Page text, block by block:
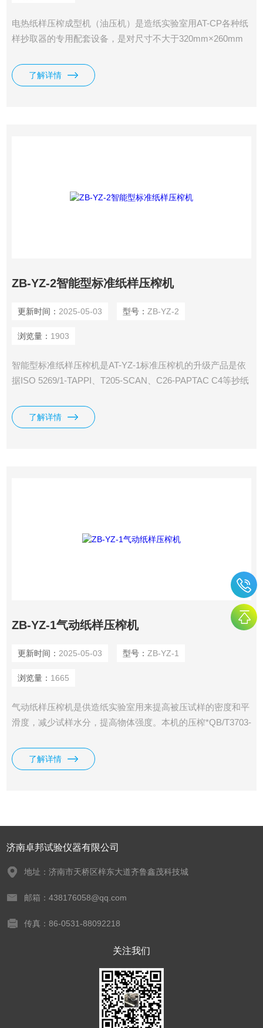
电热纸样压榨成型机（油压机）是造纸实验室用AT-CP各种纸
样抄取器的专用配套设备，是对尺寸不大于320mm×260mm
成型等试验，考虑到分析实验要求的特殊性，保证实验数据的
准确性和可靠性，整个液压系统采用专用油缸及专用高保压元
了解详情
ZB-YZ-2智能型标准纸样压榨机
更新时间： 2025-05-03 型号： ZB-YZ-2
浏览量： 1903
智能型标准纸样压榨机是AT-YZ-1标准压榨机的升级产品是依
据ISO 5269/1-TAPPI、T205-SCAN、C26-PAPTAC C4等抄纸
高被压试样的密度和平滑度，减少试样水分，提高物体强度的
压力机。
了解详情
ZB-YZ-1气动纸样压榨机
更新时间： 2025-05-03 型号： ZB-YZ-1
浏览量： 1665
气动纸样压榨机是供造纸实验室用来提高被压试样的密度和平
滑度，减少试样水分，提高物体强度。本机的压榨*QB/T3703-
准。
了解详情
济南卓邦试验仪器有限公司
地址：济南市天桥区梓东大道齐鲁鑫茂科技城
邮箱：438176058@qq.com
传真：86-0531-88092218
关注我们